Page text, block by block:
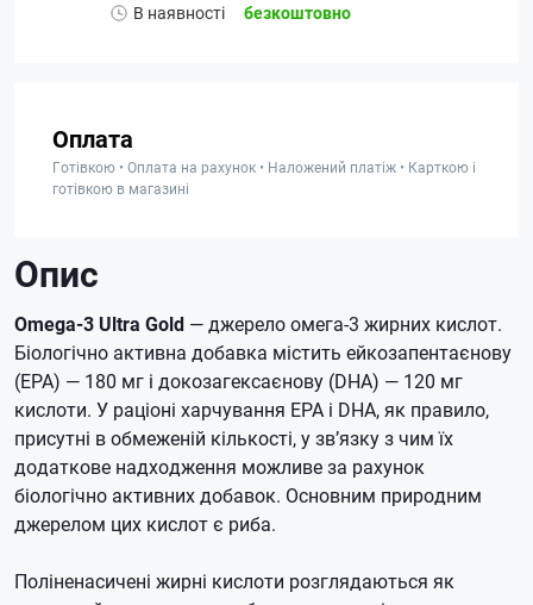
В наявності безкоштовно
Оплата
Готівкою • Оплата на рахунок • Наложений платіж • Карткою і
готівкою в магазині
Опис
Omega-3 Ultra Gold — джерело омега-3 жирних кислот.
Біологічно активна добавка містить ейкозапентаєнову
(EPA) — 180 мг і докозагексаєнову (DHA) — 120 мг
кислоти. У раціоні харчування EPA і DHA, як правило,
присутні в обмеженій кількості, у зв’язку з чим їх
додаткове надходження можливе за рахунок
біологічно активних добавок. Основним природним
джерелом цих кислот є риба.
Поліненасичені жирні кислоти розглядаються як